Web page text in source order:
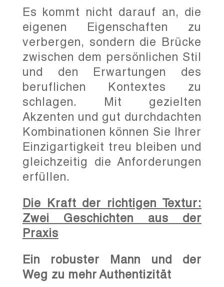
Es kommt nicht darauf an, die
eigenen Eigenschaften zu
verbergen, sondern die Brücke
zwischen dem persönlichen Stil
und den Erwartungen des
beruflichen Kontextes zu
schlagen. Mit gezielten
Akzenten und gut durchdachten
Kombinationen können Sie Ihrer
Einzigartigkeit treu bleiben und
gleichzeitig die Anforderungen
erfüllen.
Die Kraft der richtigen Textur:
Zwei Geschichten aus der
Praxis
Ein robuster Mann und der
Weg zu mehr Authentizität